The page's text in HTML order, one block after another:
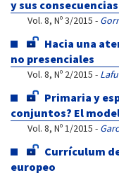
y sus
Vol. 8, Nº 3/2015 -
Hacia una
no presenciales
Vol. 8, Nº 2/2015 -
Primaria y
conjuntos? El
Vol. 8, Nº 1/2015 -
Currículum
europeo